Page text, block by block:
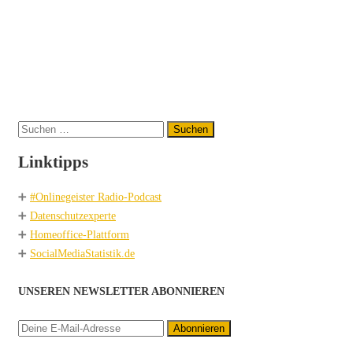
Suchen
Linktipps
➕ #Onlinegeister Radio-Podcast
➕ Datenschutzexperte
➕ Homeoffice-Plattform
➕ SocialMediaStatistik.de
UNSEREN NEWSLETTER ABONNIEREN